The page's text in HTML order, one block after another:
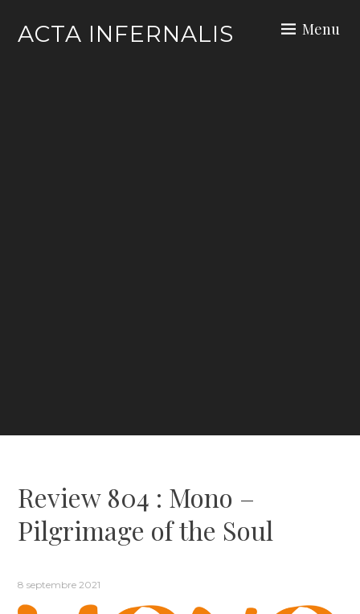
ACTA INFERNALIS Menu
Review 804 : Mono –
Pilgrimage of the Soul
8 septembre 2021